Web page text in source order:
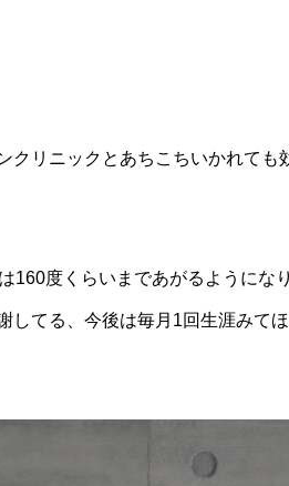
リニックとあちこちいかれても
160度くらいまであがるようにな
してる、今後は毎月1回生涯みて